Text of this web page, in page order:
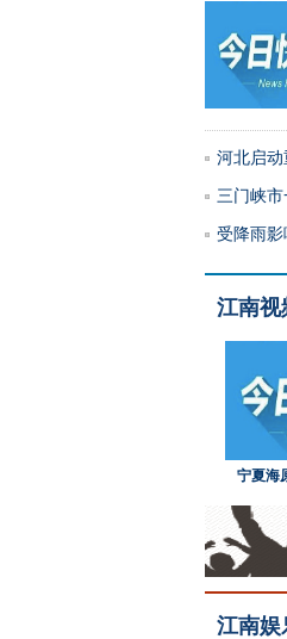
河北启
三门峡
受降雨
兰馨幽幽 孙树娟 摊破浣溪
江南视
宁夏海
江南娱